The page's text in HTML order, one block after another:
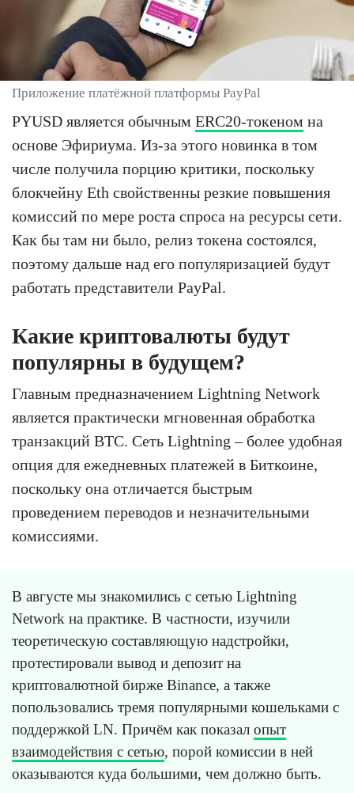
Приложение платёжной платформы PayPal
PYUSD является обычным ERC20-токеном на
основе Эфириума. Из-за этого новинка в том
числе получила порцию критики, поскольку
блокчейну Eth свойственны резкие повышения
комиссий по мере роста спроса на ресурсы сети.
Как бы там ни было, релиз токена состоялся,
поэтому дальше над его популяризацией будут
работать представители PayPal.
Какие криптовалюты будут
популярны в будущем?
Главным предназначением Lightning Network
является практически мгновенная обработка
транзакций BTC. Сеть Lightning – более удобная
опция для ежедневных платежей в Биткоине,
поскольку она отличается быстрым
проведением переводов и незначительными
комиссиями.
В августе мы знакомились с сетью Lightning
Network на практике. В частности, изучили
теоретическую составляющую надстройки,
протестировали вывод и депозит на
криптовалютной бирже Binance, а также
попользовались тремя популярными кошельками с
поддержкой LN. Причём как показал опыт
взаимодействия с сетью, порой комиссии в ней
оказываются куда большими, чем должно быть.